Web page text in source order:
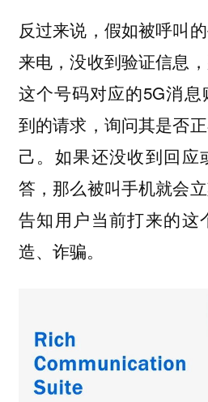
反过来说，假如被呼叫
来电，没收到验证信息
这个号码对应的5G消
到的请求，询问其是否
己。如果还没收到回应
答，那么被叫手机就会
告知用户当前打来的这
造、诈骗。